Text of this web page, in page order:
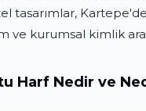
tasarımlar,
ve kurumsal kimlik
Harf Nedir ve